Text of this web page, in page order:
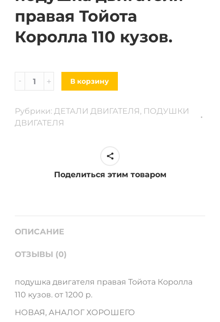
правая Тойота
Королла 110 кузов.
подушка
двигателя
Toyota
Corolla
В корзину
Рубрики: ДЕТАЛИ ДВИГАТЕЛЯ, ПОДУШКИ
ДВИГАТЕЛЯ
Поделиться этим товаром
ОПИСАНИЕ
ОТЗЫВЫ (0)
подушка двигателя правая Тойота Королла
110 кузов. от 1200 р.
НОВАЯ, АНАЛОГ ХОРОШЕГО